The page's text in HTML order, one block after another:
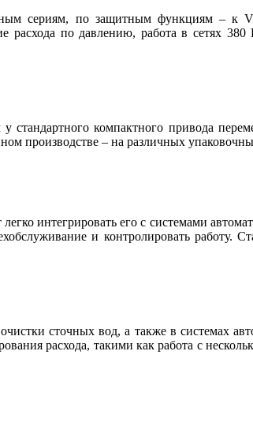
сериям, по защитным функциям –
расхода по давлению, работа в сетях
стандартного компактного привода
производстве – на различных
интегрировать его с системами
и контролировать работу.
сточных вод, а также в системах
расхода, такими как работа с